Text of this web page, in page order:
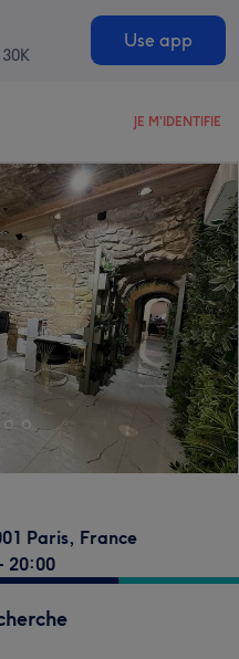
Use app
JE M'IDENTIFIE
Paris, France
20:00